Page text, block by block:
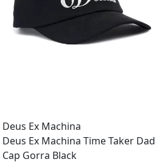
Deus Ex Machina
Deus Ex Machina Time Taker Dad
Cap Gorra Black